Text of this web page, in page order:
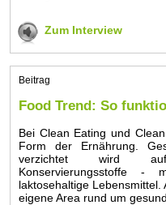
Zum Interview
Beitrag
Food Trend: So
Bei Clean Eating und
Form der Ernährung.
verzichtet wird auf
Konservierungsstoffe
laktosehaltige
eigene Area rund um